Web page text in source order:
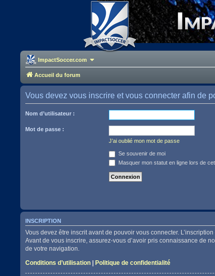
ImpactSoccer.com
Accueil du forum
Vous devez vous inscrire et vous connecter afin de
Nom d’utilisateur :
Mot de passe :
J’ai oublié mon mot de passe
Se souvenir de moi
Masquer mon statut en ligne lors de
INSCRIPTION
Vous devez être inscrit avant de pouvoir vous connecter.
Avant de vous inscrire, assurez-vous d’avoir pris connaissance de
de votre navigation.
Conditions d’utilisation |Politique de confidentialité